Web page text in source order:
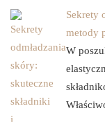
Sekrety
metody
W